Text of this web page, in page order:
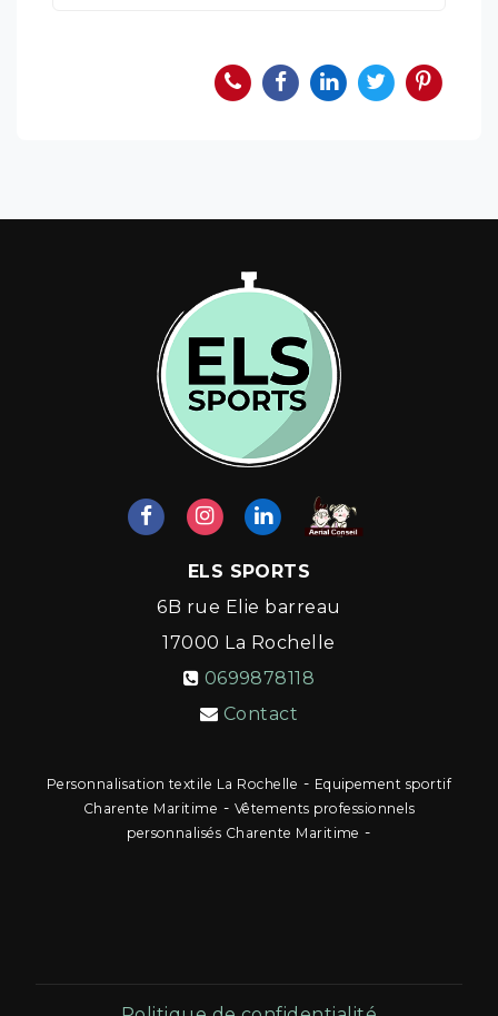
ELS SPORTS
6B rue Elie barreau
17000 La Rochelle
0699878118
Contact
Personnalisation textile La Rochelle - Equipement sportif
Charente Maritime - Vêtements professionnels
personnalisés Charente Maritime -